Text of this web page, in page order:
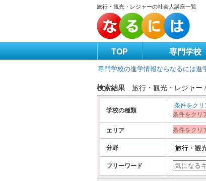
旅行・観光・レジャーの社会人講座一覧
TOP 専門学校
専門学校の進学情報ならなるには進
検索結果 旅行・観光・レジャー
学校の種類
条件をクリ
条件をクリ
エリア 条件をクリ
分野
フリーワード